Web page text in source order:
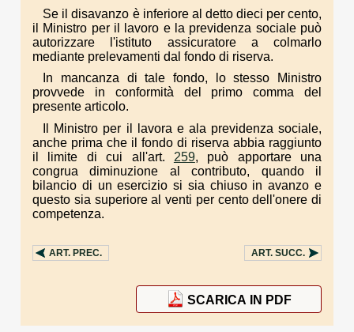
Se il disavanzo è inferiore al detto dieci per cento,
il Ministro per il lavoro e la previdenza sociale può
autorizzare l'istituto assicuratore a colmarlo
mediante prelevamenti dal fondo di riserva.
In mancanza di tale fondo, lo stesso Ministro
provvede in conformità del primo comma del
presente articolo.
Il Ministro per il lavora e ala previdenza sociale,
anche prima che il fondo di riserva abbia raggiunto
il limite di cui all'art. 259, può apportare una
congrua diminuzione al contributo, quando il
bilancio di un esercizio si sia chiuso in avanzo e
questo sia superiore al venti per cento dell'onere di
competenza.
ART. PREC. ART. SUCC.
SCARICA IN PDF